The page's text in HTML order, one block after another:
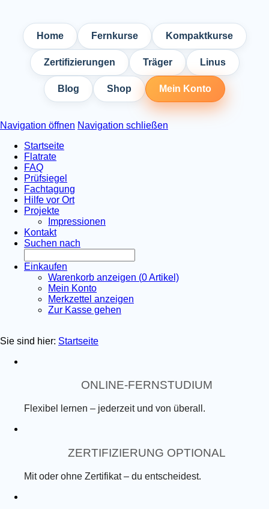
Home Fernkurse Kompaktkurse
Zertifizierungen Träger Linus
Blog Shop Mein Konto
Navigation öffnen Navigation schließen
Startseite
Flatrate
FAQ
Prüfsiegel
Fachtagung
Hilfe vor Ort
Projekte
Impressionen
Kontakt
Suchen nach
Einkaufen
Warenkorb anzeigen (0Artikel)
Mein Konto
Merkzettel anzeigen
Zur Kasse gehen
Sie sind hier: Startseite
ONLINE-FERNSTUDIUM
Flexibel lernen – jederzeit und von überall.
ZERTIFIZIERUNG OPTIONAL
Mit oder ohne Zertifikat – du entscheidest.